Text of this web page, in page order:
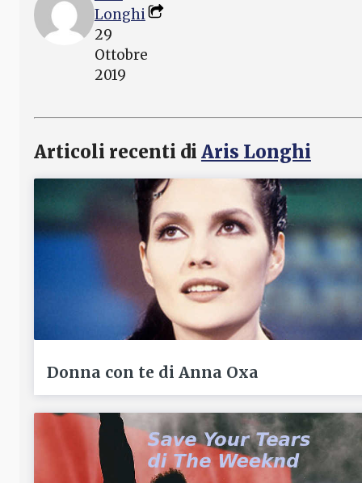
Longhi
29
Ottobre
2019
Articoli recenti di Aris Longhi
Donna con te di Anna Oxa